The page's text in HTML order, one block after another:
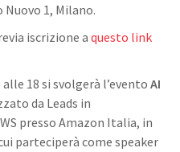
Nuovo 1, Milano.
iscrizione a questo link
18 si svolgerà l’evento AI
da Leads in
presso Amazon Italia, in
parteciperà come speaker